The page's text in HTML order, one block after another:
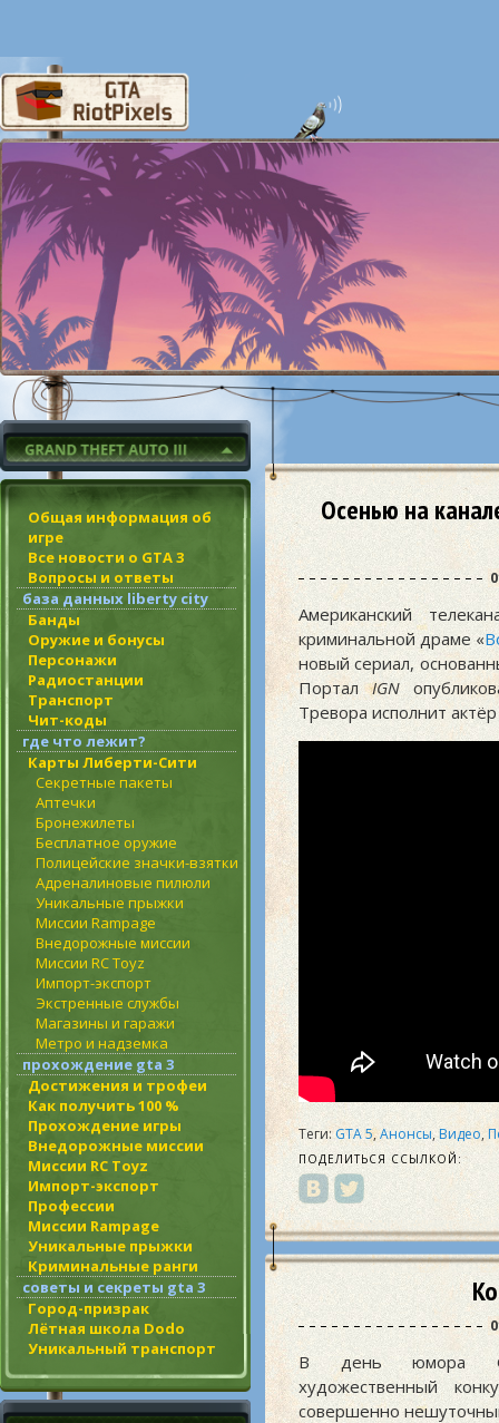
Общая информация об
игре
Все новости о GTA 3
Вопросы и ответы
база данных liberty city
Банды
Оружие и бонусы
Персонажи
Радиостанции
Транспорт
Чит-коды
где что лежит?
Карты Либерти-Сити
Секретные пакеты
Аптечки
Бронежилеты
Бесплатное оружие
Полицейские значки-взятки
Адреналиновые пилюли
Уникальные прыжки
Миссии Rampage
Внедорожные миссии
Миссии RC Toyz
Импорт-экспорт
Экстренные службы
Магазины и гаражи
Метро и надземка
прохождение gta 3
Достижения и трофеи
Как получить 100 %
Прохождение игры
Внедорожные миссии
Миссии RC Toyz
Импорт-экспорт
Профессии
Миссии Rampage
Уникальные прыжки
Криминальные ранги
советы и секреты gta 3
Город-призрак
Лётная школа Dodo
Уникальный транспорт
Осенью на
Американский
криминальной драме «
новый сериал,
ПорталIGN
Тревора исполнит
Теги: GTA 5,Анонсы,Видео,
ПОДЕЛИТЬСЯ ССЫЛКОЙ:
В день юмора
художественный
совершенно